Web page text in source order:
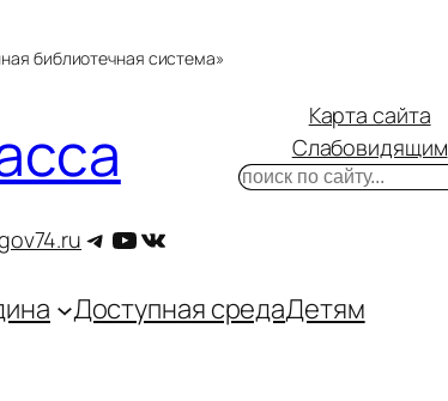
библиотечная система»
Telegram
YouTube
ВКонтакте
Карта сайта
Слабовидящим
Поиск
Доступная средаДетям